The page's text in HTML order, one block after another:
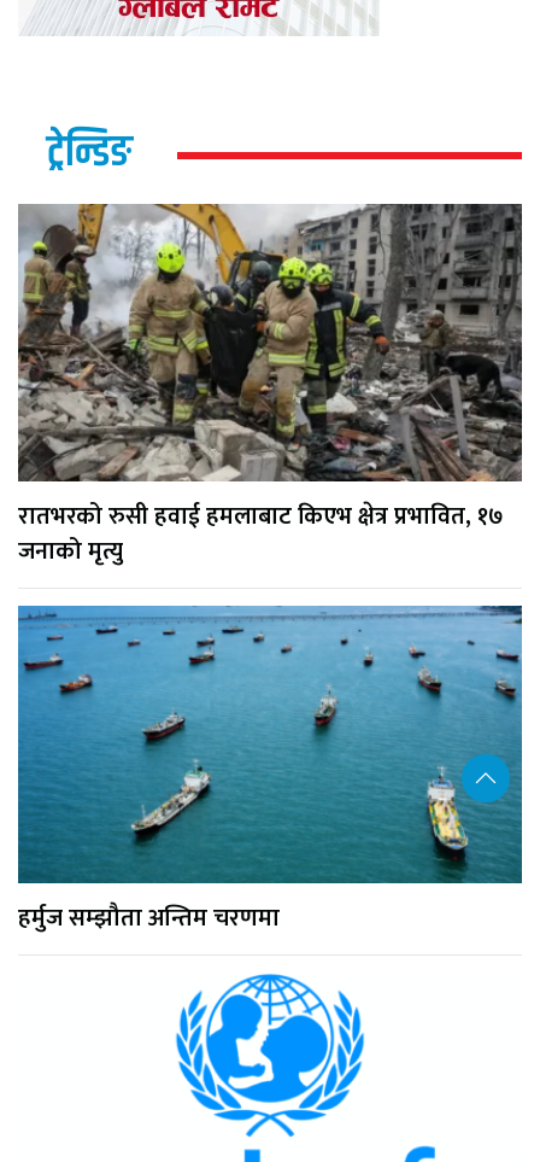
ट्रेन्डिङ
रातभरको रुसी हवाई हमलाबाट किएभ क्षेत्र प्रभावित, १७
जनाको मृत्यु
हर्मुज सम्झौता अन्तिम चरणमा